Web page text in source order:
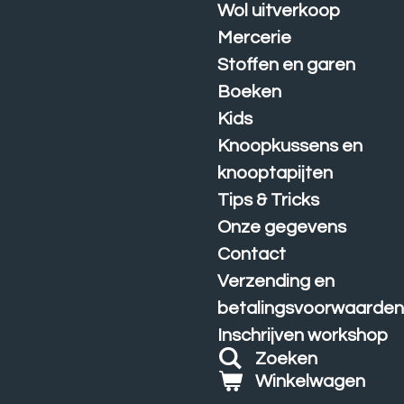
Wol uitverkoop
Mercerie
Stoffen en garen
Boeken
Kids
Knoopkussens en
knooptapijten
Tips & Tricks
Onze gegevens
Contact
Verzending en
betalingsvoorwaarden
Inschrijven workshop
Zoeken
Winkelwagen